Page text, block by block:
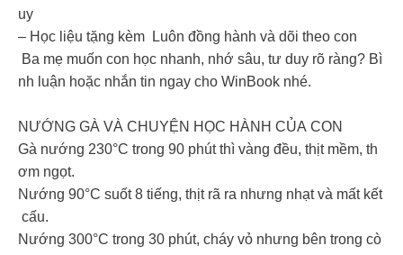
uy
– Học liệu tặng kèm Luôn đồng hành và dõi theo con
Ba mẹ muốn con học nhanh, nhớ sâu, tư duy rõ ràng? Bì
nh luận hoặc nhắn tin ngay cho WinBook nhé.
NƯỚNG GÀ VÀ CHUYỆN HỌC HÀNH CỦA CON
Gà nướng 230°C trong 90 phút thì vàng đều, thịt mềm, th
ơm ngọt.
Nướng 90°C suốt 8 tiếng, thịt rã ra nhưng nhạt và mất kết
cấu.
Nướng 300°C trong 30 phút, cháy vỏ nhưng bên trong cò